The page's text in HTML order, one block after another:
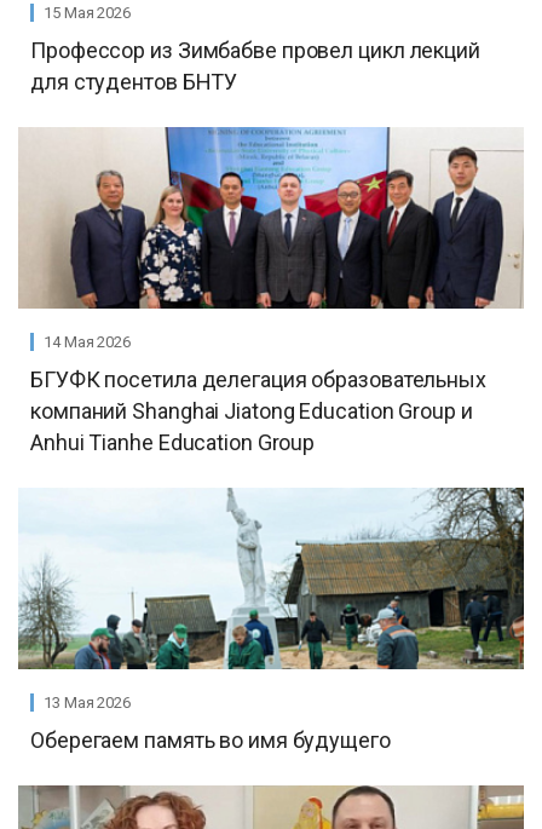
15 Мая 2026
Профессор из Зимбабве провел цикл лекций
для студентов БНТУ
14 Мая 2026
БГУФК посетила делегация образовательных
компаний Shanghai Jiatong Education Group и
Anhui Tianhe Education Group
13 Мая 2026
Оберегаем память во имя будущего